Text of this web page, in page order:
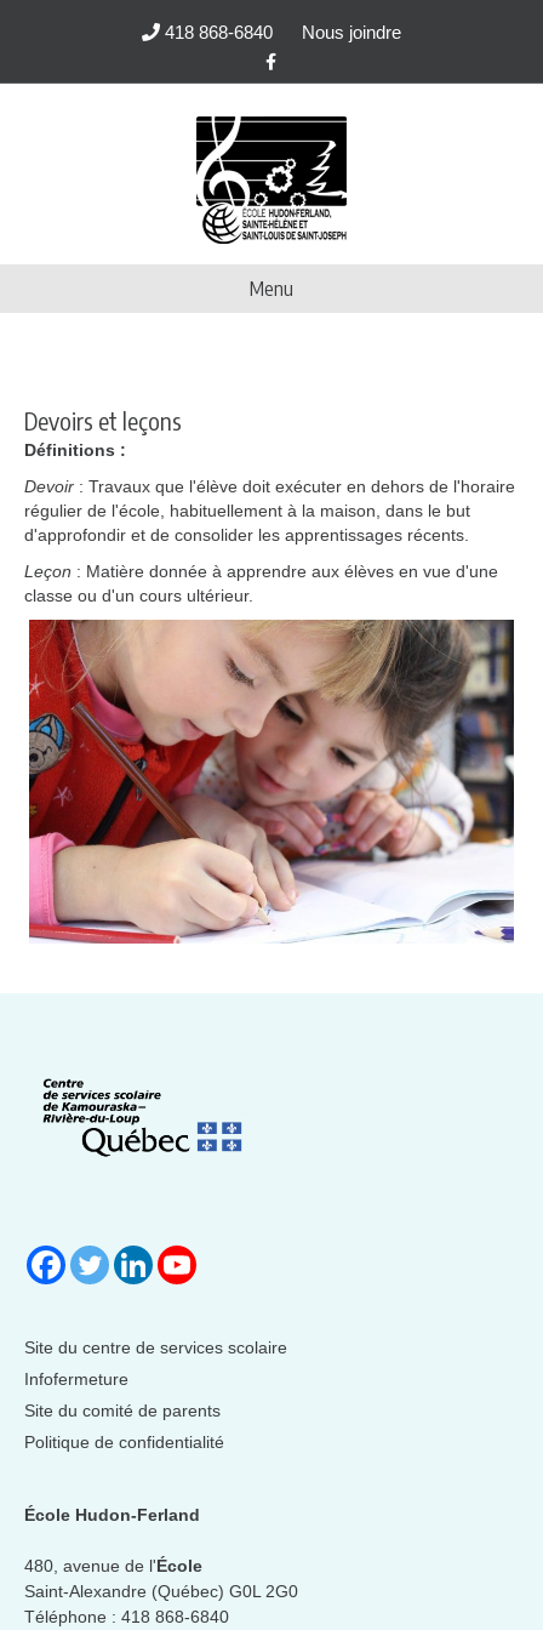
418 868-6840
Nous joindre
Facebook
Menu
Devoirs et leçons
Définitions :
Devoir : Travaux que l'élève doit exécuter en dehors de l'horaire
régulier de l'école, habituellement à la maison, dans le but
d'approfondir et de consolider les apprentissages récents.
Leçon : Matière donnée à apprendre aux élèves en vue d'une
classe ou d'un cours ultérieur.
Site du centre de services scolaire
Infofermeture
Site du comité de parents
Politique de confidentialité
École Hudon-Ferland
480, avenue de l'École
Saint-Alexandre (Québec) G0L 2G0
Téléphone : 418 868-6840